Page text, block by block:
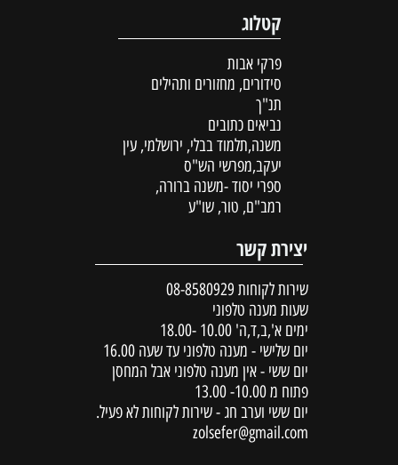
קטלוג
פרקי אבות
סידורים, מחזורים ותהילים
תנ"ך
נביאים כתובים
משנה,תלמוד בבלי, ירושלמי, עין
יעקב,מפרשי הש"ס
ספרי יסוד -משנה ברורה,
רמב"ם, טור, שו"ע
יצירת קשר
שירות לקוחות 08-8580929
שעות מענה טלפוני
ימים א',ב,ד,ה' 10.00 -18.00
יום שלישי - מענה טלפוני עד שעה 16.00
יום ששי - אין מענה טלפוני אבל המחסן
פתוח מ 10.00- 13.00
יום ששי וערב חג - שירות לקוחות לא פעיל.
zolsefer@gmail.com